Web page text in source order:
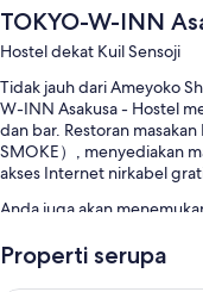
TOKYO-W-INN
Hostel dekat Kuil Sensoji
Tidak jauh dari Ameyoko
W-INN Asakusa - Hostel
dan bar. Restoran
SMOKE）, menyediakan
akses Internet nirkabel
Anda juga akan
TV di lobi, lift, dan staf
Properti serupa